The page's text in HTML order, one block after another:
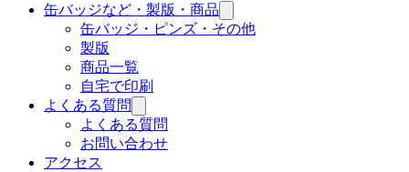
缶バッジなど・製版・商品
缶バッジ・ピンズ・その他
製版
商品一覧
自宅で印刷
よくある質問
よくある質問
お問い合わせ
アクセス